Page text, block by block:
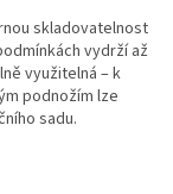
skladovatelnost
vydrží až
využitelná – k
podnožím lze
sadu.